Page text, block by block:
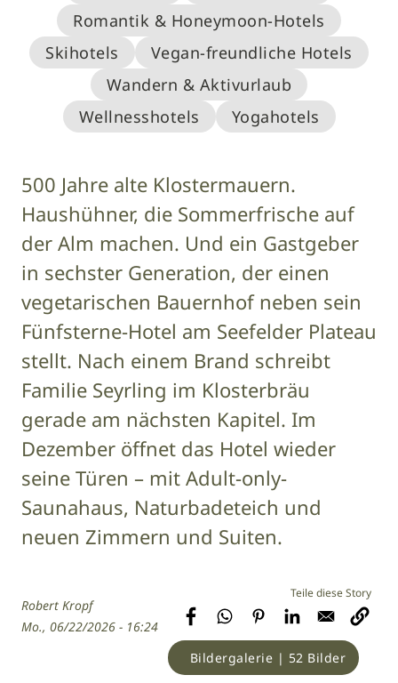
Romantik & Honeymoon-Hotels
Skihotels
Vegan-freundliche Hotels
Wandern & Aktivurlaub
Wellnesshotels
Yogahotels
500 Jahre alte Klostermauern.
Haushühner, die Sommerfrische auf
der Alm machen. Und ein Gastgeber
in sechster Generation, der einen
vegetarischen Bauernhof neben sein
Fünfsterne-Hotel am Seefelder Plateau
stellt. Nach einem Brand schreibt
Familie Seyrling im Klosterbräu
gerade am nächsten Kapitel. Im
Dezember öffnet das Hotel wieder
seine Türen – mit Adult-only-
Saunahaus, Naturbadeteich und
neuen Zimmern und Suiten.
Robert Kropf
Mo., 06/22/2026 - 16:24
Bildergalerie | 52 Bilder